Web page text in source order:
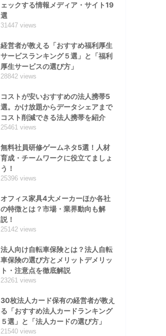
ェックする情報メディア・サイト19
選
31447 views
経営者が教える「おすすめ福利厚生
サービスランキング５選」と「福利
厚生サービスの選び方」
28842 views
コストが安いおすすめの法人携帯5
選。かけ放題からデータシェアまで
コスト削減できる法人携帯を紹介
25461 views
無料社員研修ゲームネタ5選！人材
育成・チームワークに役立てましょ
う！
25396 views
オフィス家具4大メーカーほか各社
の特徴とは？市場・業界動向も解
説！
25142 views
法人向け自転車保険とは？法人自転
車保険の選び方とメリットデメリッ
ト・注意点を徹底解説
23261 views
30枚法人カード保有の経営者が教え
る「おすすめ法人カードランキング
５選」と「法人カードの選び方」
21540 views